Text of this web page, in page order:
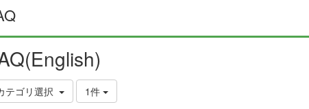
テゴリ選択 1件